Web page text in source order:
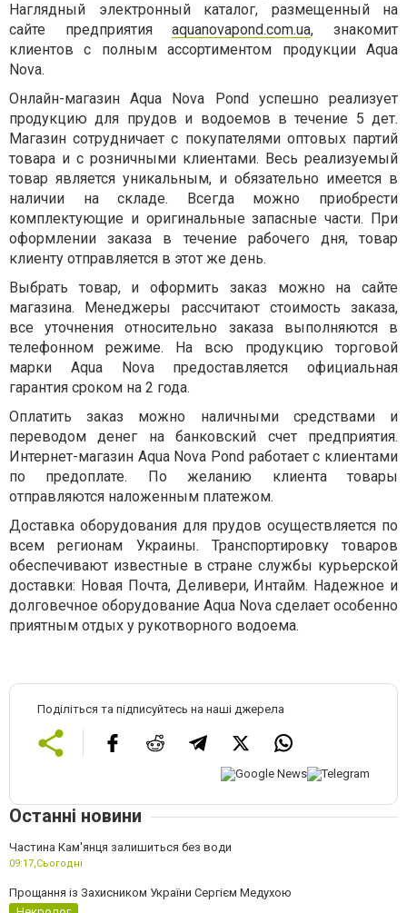
Наглядный электронный каталог, размещенный на
сайте предприятияaquanovapond.com.ua, знакомит
клиентов с полным ассортиментом продукции Aqua
Nova.
Онлайн-магазин Aqua Nova Pond успешно реализует
продукцию для прудов и водоемов в течение 5 дет.
Магазин сотрудничает с покупателями оптовых партий
товара и с розничными клиентами. Весь реализуемый
товар является уникальным, и обязательно имеется в
наличии на складе. Всегда можно приобрести
комплектующие и оригинальные запасные части. При
оформлении заказа в течение рабочего дня, товар
клиенту отправляется в этот же день.
Выбрать товар, и оформить заказ можно на сайте
магазина. Менеджеры рассчитают стоимость заказа,
все уточнения относительно заказа выполняются в
телефонном режиме. На всю продукцию торговой
марки Aqua Nova предоставляется официальная
гарантия сроком на 2 года.
Оплатить заказ можно наличными средствами и
переводом денег на банковский счет предприятия.
Интернет-магазин Aqua Nova Pond работает с клиентами
по предоплате. По желанию клиента товары
отправляются наложенным платежом.
Доставка оборудования для прудов осуществляется по
всем регионам Украины. Транспортировку товаров
обеспечивают известные в стране службы курьерской
доставки: Новая Почта, Деливери, Интайм. Надежное и
долговечное оборудование Aqua Nova сделает особенно
приятным отдых у рукотворного водоема.
Поділіться та підписуйтесь на наші джерела
Останні новини
Частина Кам'янця залишиться без води
09:17,Сьогодні
Прощання із Захисником України Сергієм Медухою